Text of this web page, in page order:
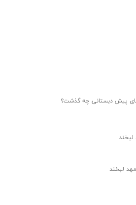
پیش دبستانی چه گذشت؟
لبخند